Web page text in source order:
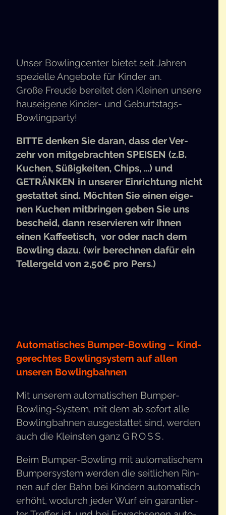
Unser Bow­ling­cen­ter bie­tet seit Jah­ren
spe­zi­el­le Ange­bo­te für Kin­der an.
Gro­ße Freu­de berei­tet den Klei­nen unse­re
haus­ei­ge­ne Kin­der- und Geburtstags-
Bowlingparty!
BIT­TE den­ken Sie dar­an, dass der Ver­
zehr von mit­ge­brach­ten SPEI­SEN (z.B.
Kuchen, Süßig­kei­ten, Chips, …) und
GETRÄN­KEN in unse­rer Ein­rich­tung nicht
gestat­tet sind. Möch­ten Sie einen eige­
nen Kuchen mit­brin­gen geben Sie uns
bescheid, dann reser­vie­ren wir Ihnen
einen Kaf­fee­tisch, vor oder nach dem
Bow­ling dazu. (wir berech­nen dafür ein
Tel­ler­geld von 2,50€ pro Pers.)
Auto­ma­ti­sches Bum­per-Bow­ling – Kind­
ge­rech­tes Bow­ling­sys­tem auf allen
unse­ren Bowlingbahnen
Mit unse­rem auto­ma­ti­schen Bum­per-
Bow­ling-Sys­tem, mit dem ab sofort alle
Bow­ling­bah­nen aus­ge­stat­tet sind, wer­den
auch die Kleins­ten ganz GROSS .
Beim Bum­per-Bow­ling mit auto­ma­ti­schem
Bum­per­sys­tem wer­den die seit­li­chen Rin­
nen auf der Bahn bei Kin­dern auto­ma­tisch
erhöht, wodurch jeder Wurf ein garan­tier­